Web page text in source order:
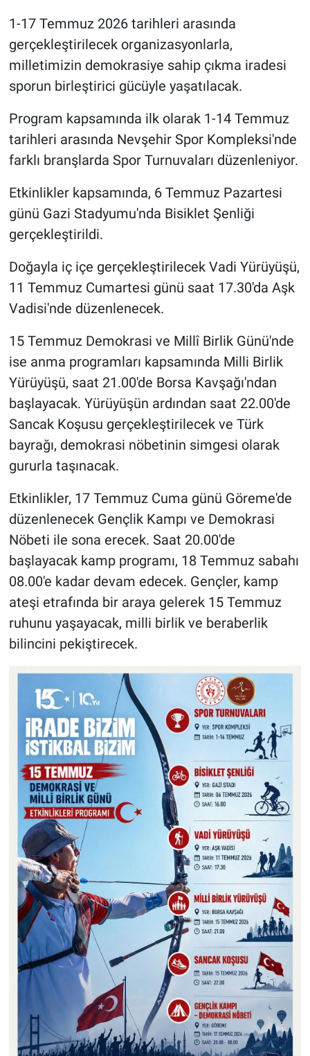
1-17 Temmuz 2026 tarihleri arasında
gerçekleştirilecek organizasyonlarla,
milletimizin demokrasiye sahip çıkma iradesi
sporun birleştirici gücüyle yaşatılacak.
Program kapsamında ilk olarak 1-14 Temmuz
tarihleri arasında Nevşehir Spor Kompleksi'nde
farklı branşlarda Spor Turnuvaları düzenleniyor.
Etkinlikler kapsamında, 6 Temmuz Pazartesi
günü Gazi Stadyumu'nda Bisiklet Şenliği
gerçekleştirildi.
Doğayla iç içe gerçekleştirilecek Vadi Yürüyüşü,
11 Temmuz Cumartesi günü saat 17.30'da Aşk
Vadisi'nde düzenlenecek.
15 Temmuz Demokrasi ve Millî Birlik Günü'nde
ise anma programları kapsamında Milli Birlik
Yürüyüşü, saat 21.00'de Borsa Kavşağı'ndan
başlayacak. Yürüyüşün ardından saat 22.00'de
Sancak Koşusu gerçekleştirilecek ve Türk
bayrağı, demokrasi nöbetinin simgesi olarak
gururla taşınacak.
Etkinlikler, 17 Temmuz Cuma günü Göreme'de
düzenlenecek Gençlik Kampı ve Demokrasi
Nöbeti ile sona erecek. Saat 20.00'de
başlayacak kamp programı, 18 Temmuz sabahı
08.00'e kadar devam edecek. Gençler, kamp
ateşi etrafında bir araya gelerek 15 Temmuz
ruhunu yaşayacak, milli birlik ve beraberlik
bilincini pekiştirecek.
Aksaray
Kırşehir
Yerel
Asayiş
Kültür - Sanat
Politika
Magazin
Çevre
Haberde İnsan